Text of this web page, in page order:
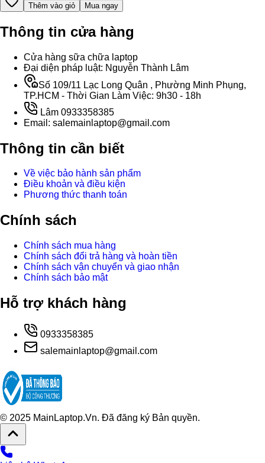
Thêm vào giỏ Mua ngay
Thông tin cửa hàng
Cửa hàng sữa chữa laptop
Đại diện pháp luật: Nguyễn Thành Lâm
Số 109/11 Lạc Long Quân , Phường Minh Phụng,
TP.HCM - Thời Gian Làm Việc: 9h30 - 18h
Lâm 0933358385
Email: salemainlaptop@gmail.com
Thông tin cần biết
Về việc bảo hành sản phẩm
Điều khoản và điều kiện
Phương thức thanh toán
Chính sách
Chính sách mua hàng
Chính sách đổi trả hàng và hoàn tiền
Chính sách vận chuyển và giao nhận
Chính sách bảo mật
Hỗ trợ khách hàng
0933358385
salemainlaptop@gmail.com
© 2025 MainLaptop.Vn. Đã đăng ký Bản quyền.